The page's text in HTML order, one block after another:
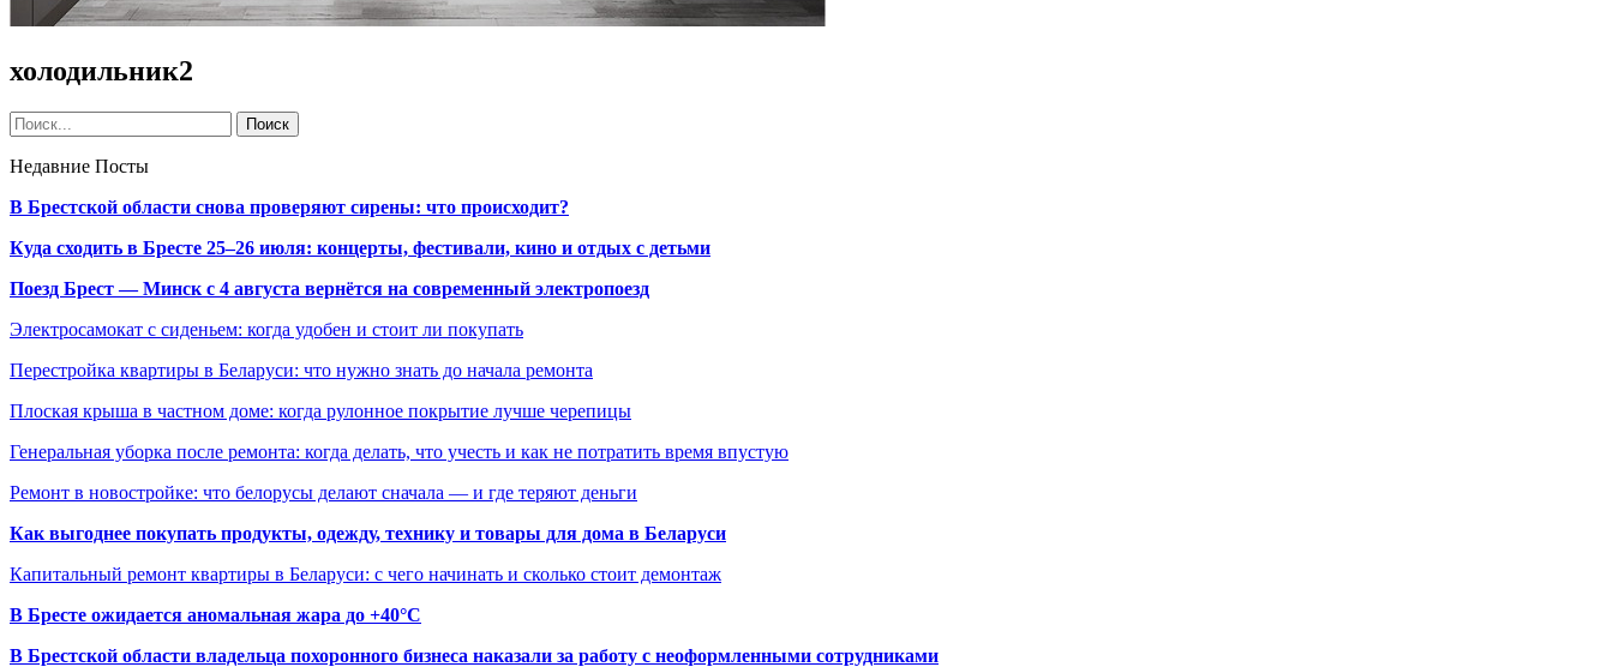
холодильник2
Недавние Посты
В Брестской области снова проверяют сирены: что происходит?
Куда сходить в Бресте 25–26 июля: концерты, фестивали, кино и отдых с детьми
Поезд Брест — Минск с 4 августа вернётся на современный электропоезд
Электросамокат с сиденьем: когда удобен и стоит ли покупать
Перестройка квартиры в Беларуси: что нужно знать до начала ремонта
Плоская крыша в частном доме: когда рулонное покрытие лучше черепицы
Генеральная уборка после ремонта: когда делать, что учесть и как не потратить время впустую
Ремонт в новостройке: что белорусы делают сначала — и где теряют деньги
Как выгоднее покупать продукты, одежду, технику и товары для дома в Беларуси
Капитальный ремонт квартиры в Беларуси: с чего начинать и сколько стоит демонтаж
В Бресте ожидается аномальная жара до +40°C
В Брестской области владельца похоронного бизнеса наказали за работу с неоформленными сотрудниками